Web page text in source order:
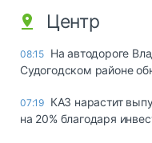
Центр
08:15 На автодороге
Судогодском районе
07:19 КАЗ нарастит
на 20% благодаря